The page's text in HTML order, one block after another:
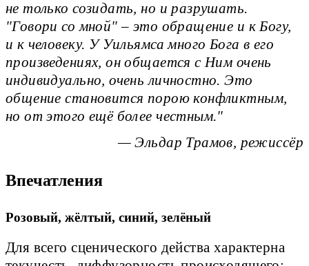
не только созидать, но и разрушать.
"Говори со мной" – это обращение и к Богу,
и к человеку. У Уильямса много Бога в его
произведениях, он общается с Ним очень
индивидуально, очень личностно. Это
общение становится порою конфликтным,
но от этого ещё более честным.
— Эльдар Трамов, режиссёр
Впечатления
Розовый, жёлтый, синий, зелёный
Для всего сценического действа характерна